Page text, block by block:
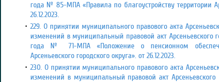
года № 85-МПА «Правила по благоустройству территории
26.12.2023.
229. О принятии муниципального правового акта
изменений в муниципальный правовой акт Арсеньевского
года № 71-МПА «Положение о пенсионном
Арсеньевского городского округа». от 26.12.2023.
230. О принятии муниципального правового акта
изменений в муниципальный правовой акт Арсеньевского